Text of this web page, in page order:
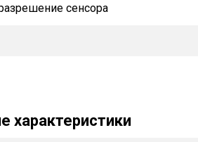
сенсора
характеристики